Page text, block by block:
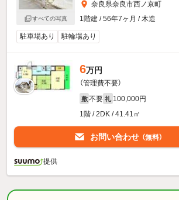
すべての写真
奈良県奈良市西ノ京町
1階建 / 56年7ヶ月 / 木造
駐車場あり 駐輪場あり
6万円
（管理費不要）
敷 不要 礼 100,000円
1階 / 2DK / 41.41㎡
お問い合わせ （無料）
提供